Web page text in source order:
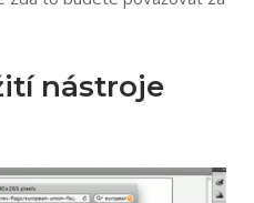
nástroje